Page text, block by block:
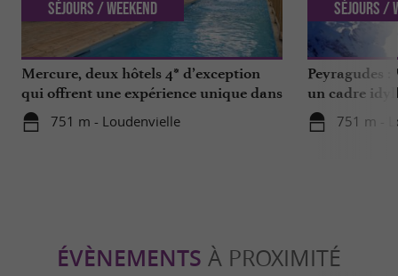
Mercure, deux hôtels 4* d’exception
qui offrent une expérience unique dans
les Hautes-Pyrénées
751 m - Loudenvielle
Séjours / Weekend
Peyragudes :
un cadre
751 m -
Séjours /
ÉVÈNEMENTS À PROXIMITÉ